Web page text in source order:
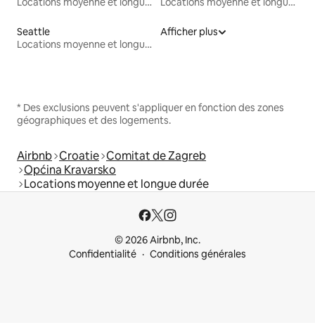
Seattle
Locations moyenne et longue durée
Afficher plus
* Des exclusions peuvent s'appliquer en fonction des zones
géographiques et des logements.
Airbnb Croatie Comitat de Zagreb
Općina Kravarsko
Locations moyenne et longue durée
© 2026 Airbnb, Inc.
Confidentialité
Conditions générales